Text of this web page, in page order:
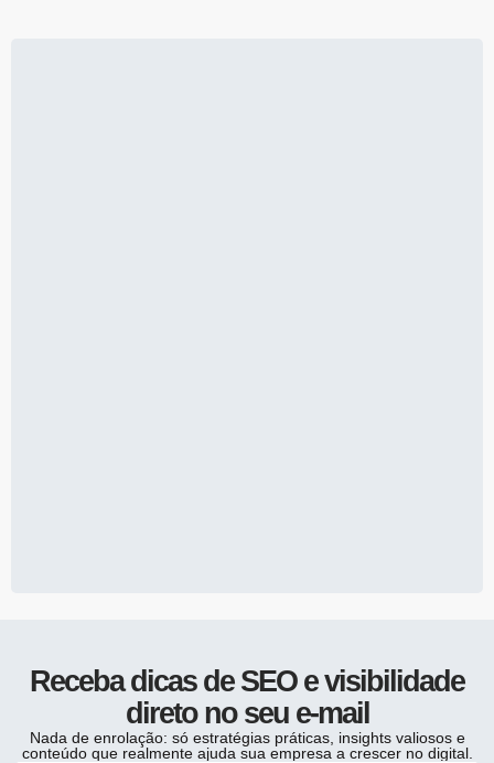
Receba dicas de SEO e visibilidade
direto no seu e-mail
Nada de enrolação: só estratégias práticas, insights valiosos e
conteúdo que realmente ajuda sua empresa a crescer no digital.